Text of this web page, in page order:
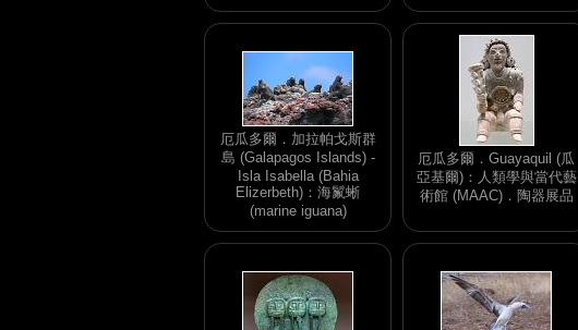
厄瓜多爾．加拉帕戈斯群
島 (Galapagos Islands) -
Isla Isabella (Bahia
Elizerbeth)：海鬣蜥
(marine iguana)
厄瓜多爾．Guayaquil (瓜
亞基爾)：人類學與當代藝
術館 (MAAC)．陶器展品